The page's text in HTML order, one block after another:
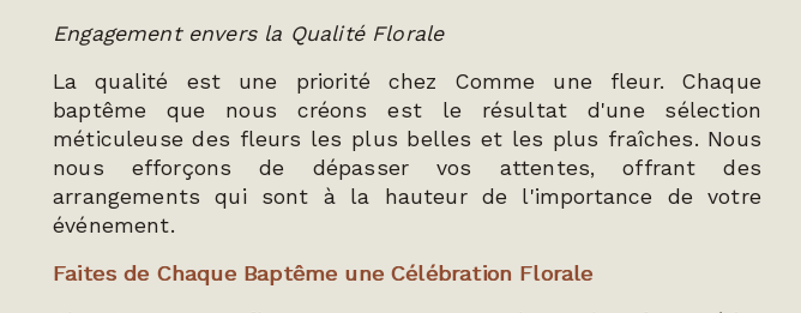
Engagement envers la Qualité Florale
La qualité est une priorité chez Comme une fleur. Chaque
baptême que nous créons est le résultat d'une sélection
méticuleuse des fleurs les plus belles et les plus fraîches. Nous
nous efforçons de dépasser vos attentes, offrant des
arrangements qui sont à la hauteur de l'importance de votre
événement.
Faites de Chaque Baptême une Célébration Florale